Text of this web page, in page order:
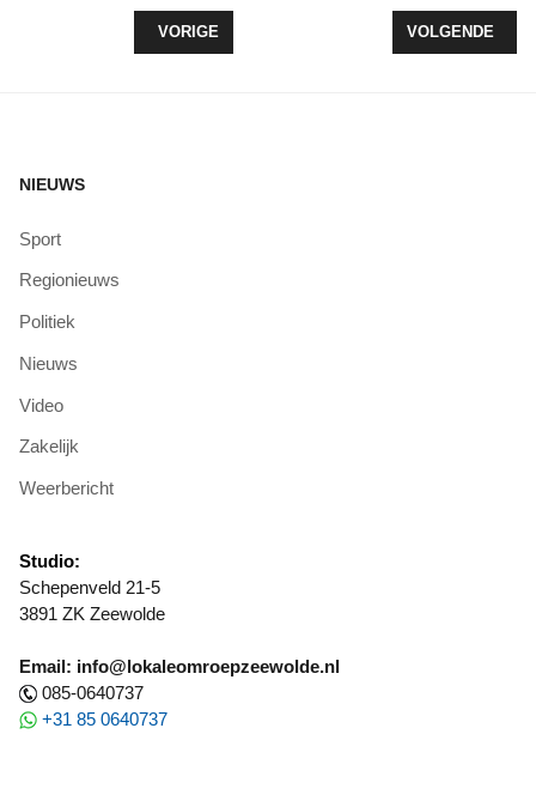
VORIG ARTIKEL: WANDELTOCHT MET
VORIGE VOLGENDE
VOLGENDE
NIEUWS
Sport
Regionieuws
Politiek
Nieuws
Video
Zakelijk
Weerbericht
Studio:
Schepenveld 21-5
3891 ZK Zeewolde
Email: info@lokaleomroepzeewolde.nl
085-0640737
+31 85 0640737